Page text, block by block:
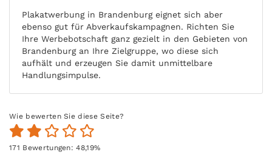
Plakatwerbung in Brandenburg eignet sich aber
ebenso gut für Abverkaufskampagnen. Richten Sie
Ihre Werbebotschaft ganz gezielt in den Gebieten von
Brandenburg an Ihre Zielgruppe, wo diese sich
aufhält und erzeugen Sie damit unmittelbare
Handlungsimpulse.
Wie bewerten Sie diese Seite?
171 Bewertungen:48,19%